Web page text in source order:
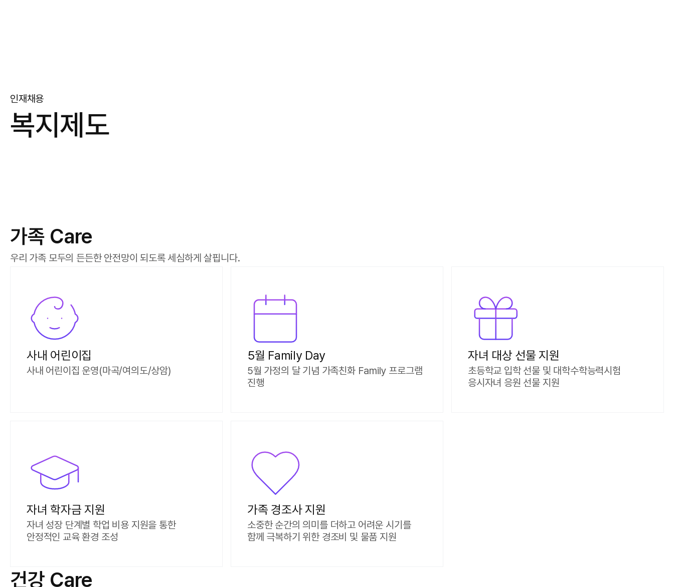
인재채용
복지제도
가족 Care
우리 가족 모두의 든든한 안전망이 되도록 세심하게 살핍니다.
사내 어린이집
사내 어린이집 운영(마곡/여의도/상암)
5월 Family Day
5월 가정의 달 기념 가족친화 Family 프로그램
진행
자녀 대상 선물 지원
초등학교 입학 선물 및 대학수학능력시험
응시자녀 응원 선물 지원
자녀 학자금 지원
자녀 성장 단계별 학업 비용 지원을 통한
안정적인 교육 환경 조성
가족 경조사 지원
소중한 순간의 의미를 더하고 어려운 시기를
함께 극복하기 위한 경조비 및 물품 지원
건강 Care